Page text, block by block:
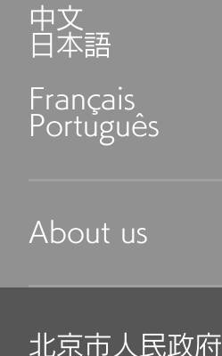
中文
日本語
Français
Português
About us
北京市人民政府